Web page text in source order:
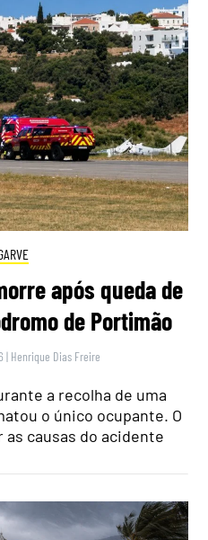
após queda de
de Portimão
| Henrique Dias Freire
a recolha de uma
o único ocupante. O
as causas do acidente